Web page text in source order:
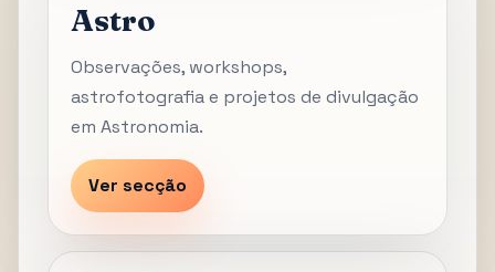
Astro
Observações, workshops,
astrofotografia e projetos de divulgação
em Astronomia.
Ver secção